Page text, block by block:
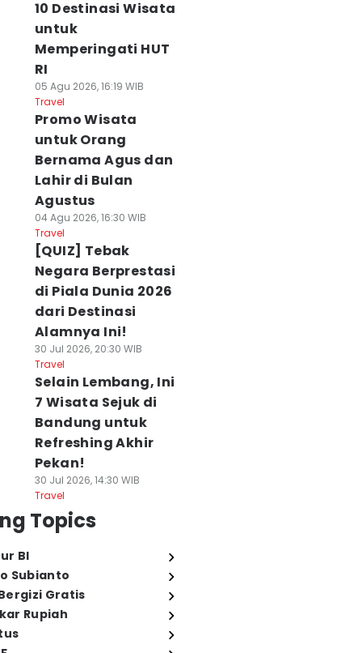
10 Destinasi Wisata
untuk
Memperingati HUT
RI
05 Agu 2026, 16:19 WIB
Travel
Promo Wisata
untuk Orang
Bernama Agus dan
Lahir di Bulan
Agustus
04 Agu 2026, 16:30 WIB
Travel
[QUIZ] Tebak
Negara Berprestasi
di Piala Dunia 2026
dari Destinasi
Alamnya Ini!
30 Jul 2026, 20:30 WIB
Travel
Selain Lembang, Ini
7 Wisata Sejuk di
Bandung untuk
Refreshing Akhir
Pekan!
30 Jul 2026, 14:30 WIB
Travel
Topics
BI
Subianto
Gratis
Rupiah